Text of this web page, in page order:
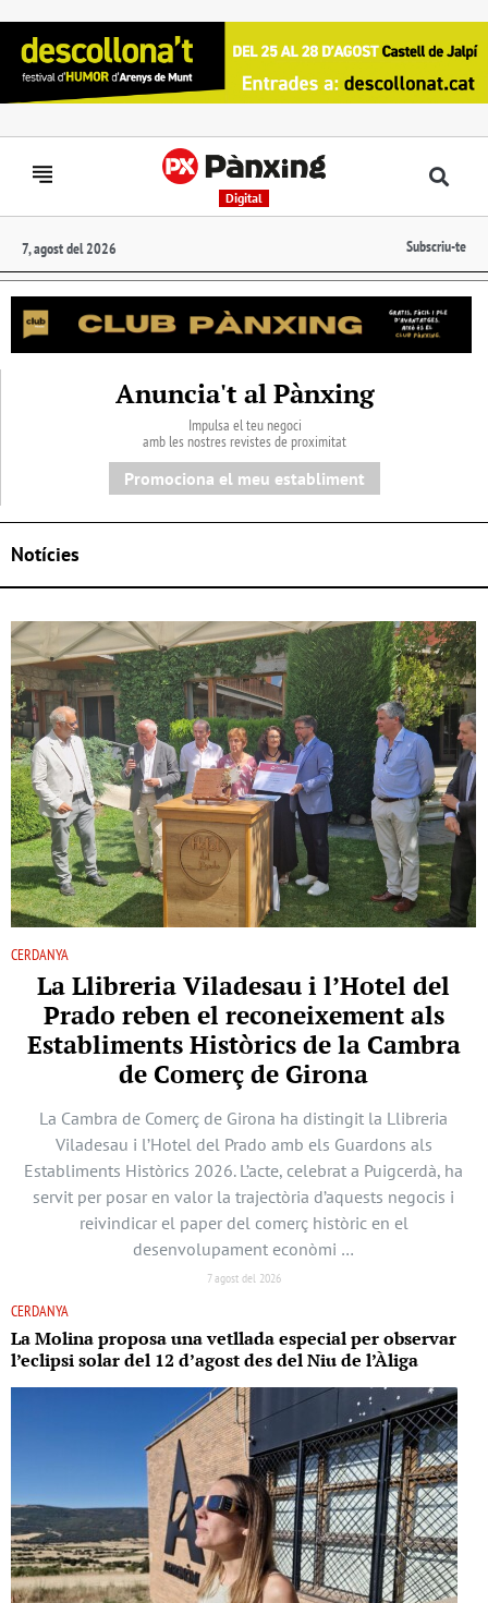
Digital
7, agost del 2026 Subscriu-te
Anuncia't al Pànxing
Impulsa el teu negoci
amb les nostres revistes de proximitat
Promociona el meu establiment
Notícies
CERDANYA
La Llibreria Viladesau i l’Hotel del
Prado reben el reconeixement als
Establiments Històrics de la Cambra
de Comerç de Girona
La Cambra de Comerç de Girona ha distingit la Llibreria
Viladesau i l’Hotel del Prado amb els Guardons als
Establiments Històrics 2026. L’acte, celebrat a Puigcerdà, ha
servit per posar en valor la trajectòria d’aquests negocis i
reivindicar el paper del comerç històric en el
desenvolupament econòmi …
7 agost del 2026
CERDANYA
La Molina proposa una vetllada especial per observar
l’eclipsi solar del 12 d’agost des del Niu de l’Àliga